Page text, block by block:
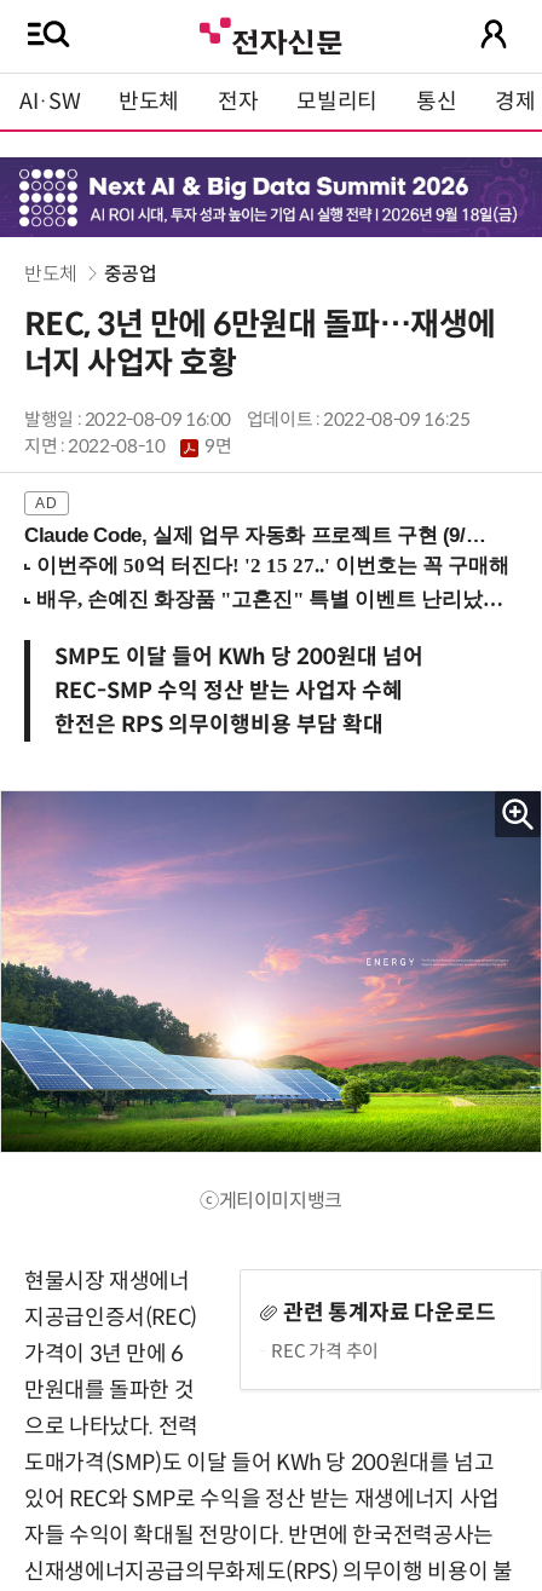
AI·SW 반도체 전자 모빌리티 통신 경제
반도체 중공업
REC, 3년 만에 6만원대 돌파…재생에
너지 사업자 호황
발행일 : 2022-08-09 16:00
업데이트 : 2022-08-09 16:25
지면 :2022-08-10 9면
Claude Code, 실제 업무 자동화 프로젝트 구현 (9/16 ~17 강남역)
SMP도 이달 들어 KWh 당 200원대 넘어
REC-SMP 수익 정산 받는 사업자 수혜
한전은 RPS 의무이행비용 부담 확대
ⓒ게티이미지뱅크
관련 통계자료 다운로드
REC 가격 추이
현물시장 재생에너
지공급인증서(REC)
가격이 3년 만에 6
만원대를 돌파한 것
으로 나타났다. 전력
도매가격(SMP)도 이달 들어 KWh 당 200원대를 넘고
있어 REC와 SMP로 수익을 정산 받는 재생에너지 사업
자들 수익이 확대될 전망이다. 반면에 한국전력공사는
신재생에너지공급의무화제도(RPS) 의무이행 비용이 불